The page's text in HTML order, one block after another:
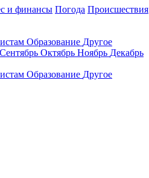
и финансы Погода Происшествия
Образование Другое
Сентябрь Октябрь Ноябрь Декабрь
Образование Другое